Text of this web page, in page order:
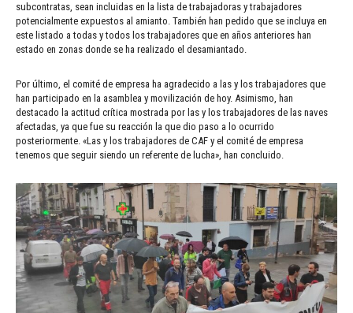
subcontratas, sean incluidas en la lista de trabajadoras y trabajadores
potencialmente expuestos al amianto. También han pedido que se incluya en
este listado a todas y todos los trabajadores que en años anteriores han
estado en zonas donde se ha realizado el desamiantado.
Por último, el comité de empresa ha agradecido a las y los trabajadores que
han participado en la asamblea y movilización de hoy. Asimismo, han
destacado la actitud crítica mostrada por las y los trabajadores de las naves
afectadas, ya que fue su reacción la que dio paso a lo ocurrido
posteriormente. «Las y los trabajadores de CAF y el comité de empresa
tenemos que seguir siendo un referente de lucha», han concluido.